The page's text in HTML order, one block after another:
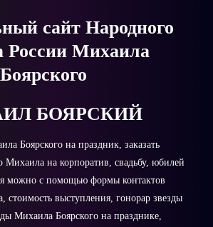
сайт Народного
России Михаила
Боярского
БОЯРСКИЙ
Боярского на праздник, заказать
Михаила на корпоратив, свадьбу, юбилей
можно с помощью формы контактов
выступления, гонорар звезды
Михаила Боярского на празднике,